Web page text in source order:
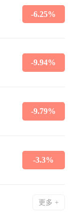
-6.25%
-9.94%
-9.79%
-3.3%
更多 +